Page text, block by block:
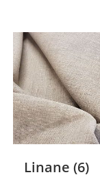
Linane(6)